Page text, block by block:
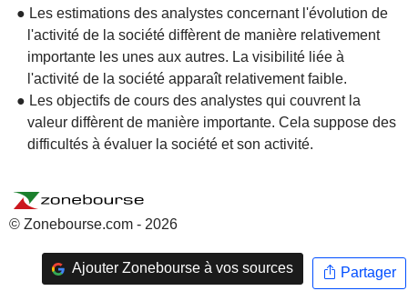
● Les estimations des analystes concernant l'évolution de
l'activité de la société diffèrent de manière relativement
importante les unes aux autres. La visibilité liée à
l'activité de la société apparaît relativement faible.
● Les objectifs de cours des analystes qui couvrent la
valeur diffèrent de manière importante. Cela suppose des
difficultés à évaluer la société et son activité.
© Zonebourse.com - 2026
Ajouter Zonebourse à vos sources Partager